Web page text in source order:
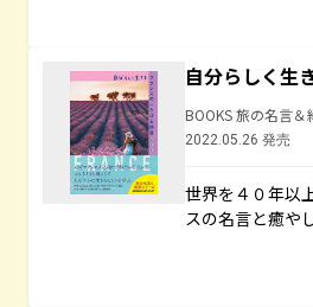
自分らしく生
BOOKS 旅の名言＆
2022.05.26 発売
世界を４０年以
スの名言と癒や